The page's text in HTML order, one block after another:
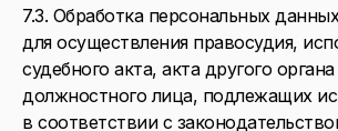
7.3. Обработка персональных
для осуществления правосудия,
судебного акта, акта другого
должностного лица, подлежащих
в соответствии с